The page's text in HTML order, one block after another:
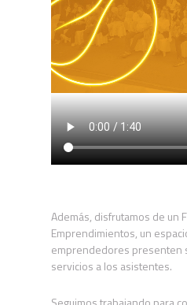
Además, disfrutamos de un
Emprendimientos, un
emprendedores presenten
servicios a los asistentes.